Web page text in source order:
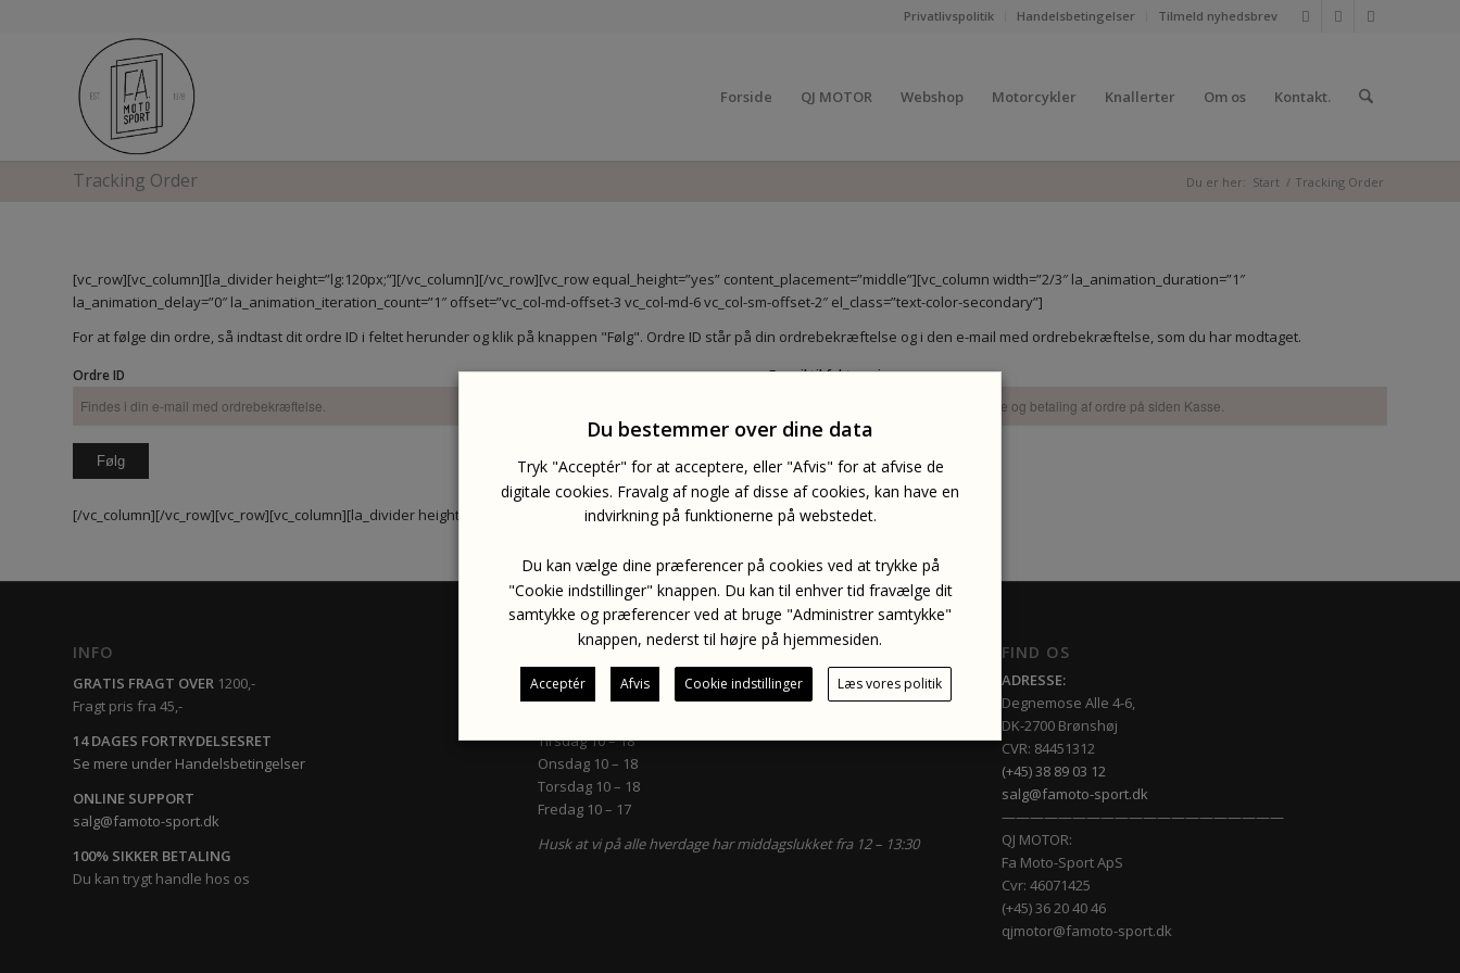
Privatlivspolitik Handelsbetingelser Tilmeld nyhedsbrev
Forside QJ MOTOR Webshop Motorcykler Knallerter Om os Kontakt.
Tracking Order Du er her: Start / Tracking Order
[vc_row][vc_column][la_divider height=”lg:120px;”][/vc_column][/vc_row][vc_row equal_height=”yes” content_placement=”middle”][vc_column width=”2/3″ la_animation_duration=”1″
la_animation_delay=”0″ la_animation_iteration_count=”1″ offset=”vc_col-md-offset-3 vc_col-md-6 vc_col-sm-offset-2″ el_class=”text-color-secondary”]
For at følge din ordre, så indtast dit ordre ID i feltet herunder og klik på knappen "Følg". Ordre ID står på din ordrebekræftelse og i den e-mail med ordrebekræftelse, som du har modtaget.
Ordre ID E-mail til fakturering
Følg
[/vc_column][/vc_row][vc_row][vc_column][la_divider height=”lg:120px;”][/vc_column][/vc_row]
INFO
GRATIS FRAGT OVER 1200,-
Fragt pris fra 45,-
14 DAGES FORTRYDELSESRET
Se mere under Handelsbetingelser
ONLINE SUPPORT
salg@famoto-sport.dk
100% SIKKER BETALING
Du kan trygt handle hos os
FA.MOTO-SPORT
ÅBNINGSTIDER:
Tirsdag 10 – 18
Onsdag 10 – 18
Torsdag 10 – 18
Fredag 10 – 17
Husk at vi på alle hverdage har middagslukket fra 12 – 13:30
FIND OS
ADRESSE:
Degnemose Alle 4-6,
DK-2700 Brønshøj
CVR: 84451312
(+45) 38 89 03 12
salg@famoto-sport.dk
————————————————————
QJ MOTOR:
Fa Moto-Sport ApS
Cvr: 46071425
(+45) 36 20 40 46
qjmotor@famoto-sport.dk
Du bestemmer over dine data
Tryk "Acceptér" for at acceptere, eller "Afvis" for at afvise de
digitale cookies. Fravalg af nogle af disse af cookies, kan have en
indvirkning på funktionerne på webstedet.
Du kan vælge dine præferencer på cookies ved at trykke på
"Cookie indstillinger" knappen. Du kan til enhver tid fravælge dit
samtykke og præferencer ved at bruge "Administrer samtykke"
knappen, nederst til højre på hjemmesiden.
Acceptér Afvis Cookie indstillinger Læs vores politik